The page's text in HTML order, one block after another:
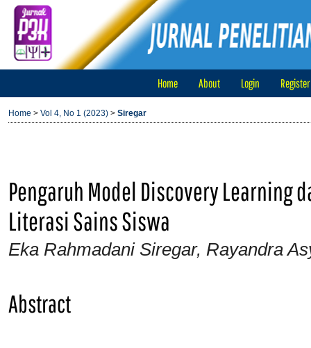
Home About Login Register
Home > Vol 4, No 1 (2023) > Siregar
Pengaruh Model Discovery Learning
Literasi Sains Siswa
Eka Rahmadani Siregar, Rayandra
Abstract